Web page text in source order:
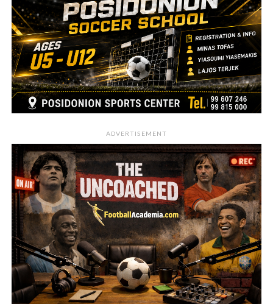
ADVERTISEMENT